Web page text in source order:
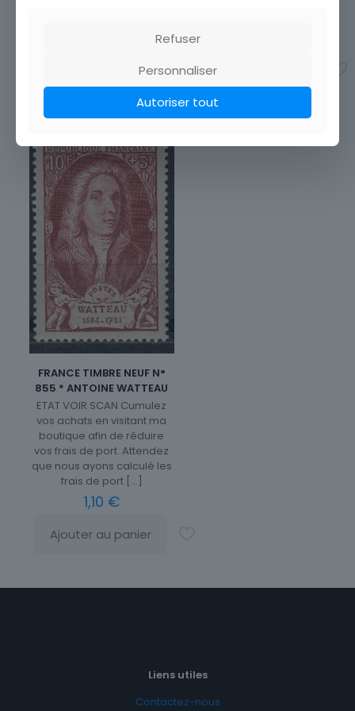
Ajouter au panier
FRANCE TIMBRE NEUF N°
855 * ANTOINE WATTEAU
ETAT VOIR SCAN Cumulez
vos achats en visitant ma
boutique afin de réduire
vos frais de port. Attendez
que nous ayons calculé les
frais de port[…]
1,10 €
Ajouter au panier
Liens utiles
Contactez-nous
Refuser
Personnaliser
Autoriser tout